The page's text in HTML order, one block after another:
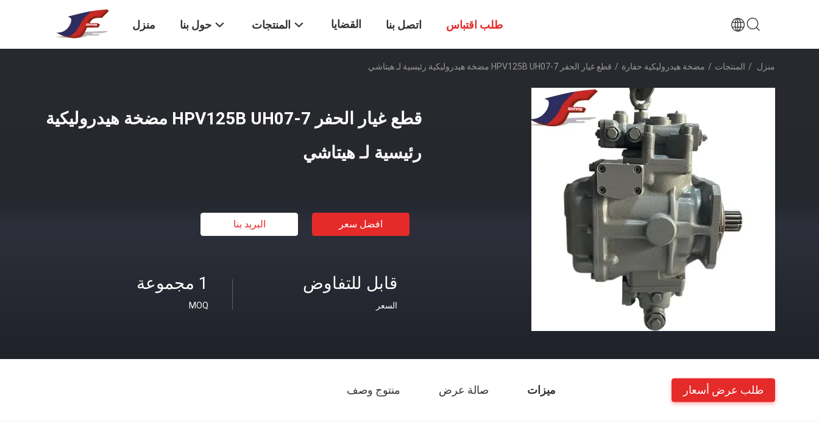
منزل حول بنا المنتجات القضايا اتصل بنا طلب اقتباس
منزل / المنتجات / مضخة هيدروليكية حفارة / قطع غيار الحفر HPV125B UH07-7 مضخة هيدروليكية رئيسية لـ هيتاشي
قطع غيار الحفر HPV125B UH07-7 مضخة هيدروليكية
رئيسية لـ هيتاشي
افضل سعر البريد بنا
1 مجموعة
MOQ
قابل للتفاوض
السعر
ميزات صالة عرض منتوج وصف طلب عرض أسعار